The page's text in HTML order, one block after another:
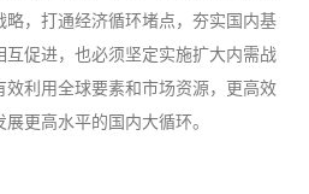
，打通经济循环堵点，夯实国内基
促进，也必须坚定实施扩大内需战
效利用全球要素和市场资源，更高效
更高水平的国内大循环。